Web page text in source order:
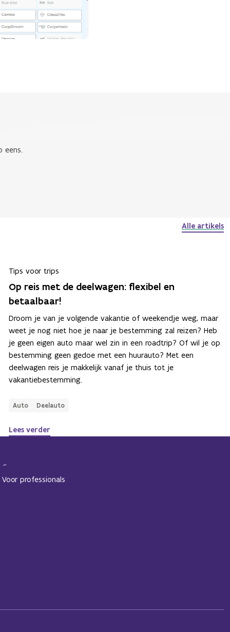
eens.
Alle artikels
Tips voor trips
Op reis met de deelwagen: flexibel en
betaalbaar!
Droom je van je volgende vakantie of weekendje weg, maar
weet je nog niet hoe je naar je bestemming zal reizen? Heb
je geen eigen auto maar wel zin in een roadtrip? Of wil je op
bestemming geen gedoe met een huurauto? Met een
deelwagen reis je makkelijk vanaf je thuis tot je
vakantiebestemming.
Auto Deelauto
Lees verder
Contact
Voor professionals